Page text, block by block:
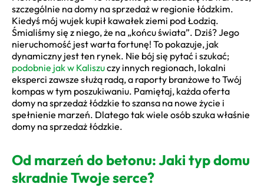
szczególnie na domy na sprzedaż w regionie łódzkim.
Kiedyś mój wujek kupił kawałek ziemi pod Łodzią.
Śmialiśmy się z niego, że na „końcu świata”. Dziś? Jego
nieruchomość jest warta fortunę! To pokazuje, jak
dynamiczny jest ten rynek. Nie bój się pytać i szukać;
podobnie jak w Kaliszuczy innych regionach, lokalni
eksperci zawsze służą radą, a raporty branżowe to Twój
kompas w tym poszukiwaniu. Pamiętaj, każda oferta
domy na sprzedaż łódzkie to szansa na nowe życie i
spełnienie marzeń. Dlatego tak wiele osób szuka właśnie
domy na sprzedaż łódzkie.
Od marzeń do betonu: Jaki typ domu
skradnie Twoje serce?